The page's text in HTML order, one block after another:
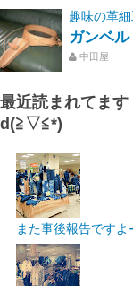
趣味の革
ガンベル
中田屋
最近読まれてます
d(≧▽≦*)
また事後報告ですよ